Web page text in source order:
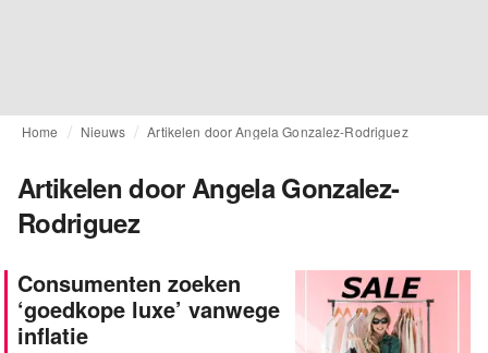
Home Nieuws Artikelen door Angela Gonzalez-Rodriguez
Artikelen door Angela Gonzalez-
Rodriguez
Consumenten zoeken
‘goedkope luxe’ vanwege
inflatie